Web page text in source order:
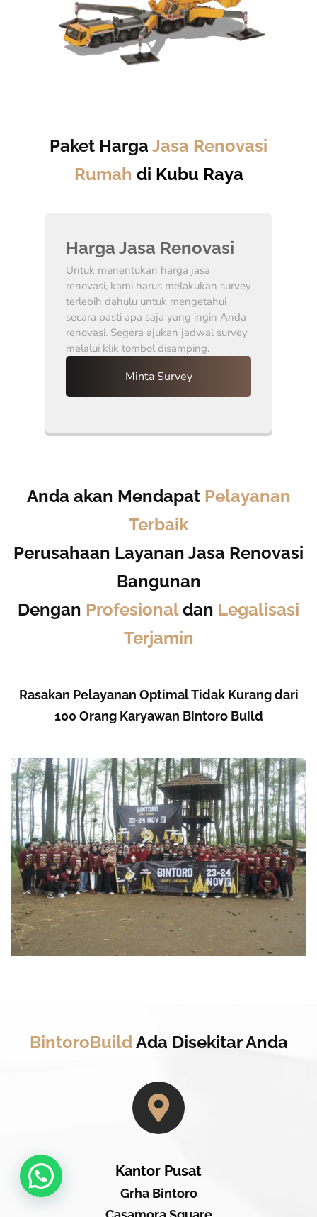
Paket Harga Jasa Renovasi
Rumah di Kubu Raya
Harga Jasa Renovasi
Untuk menentukan harga jasa
renovasi, kami harus melakukan survey
terlebih dahulu untuk mengetahui
secara pasti apa saja yang ingin Anda
renovasi. Segera ajukan jadwal survey
melalui klik tombol disamping.
Minta Survey
Anda akan Mendapat Pelayanan
Terbaik
Perusahaan Layanan Jasa Renovasi
Bangunan
Dengan Profesionaldan Legalisasi
Terjamin
Rasakan Pelayanan Optimal Tidak Kurang dari
100 Orang Karyawan Bintoro Build
BintoroBuildAda Disekitar Anda
Kantor Pusat
Grha Bintoro